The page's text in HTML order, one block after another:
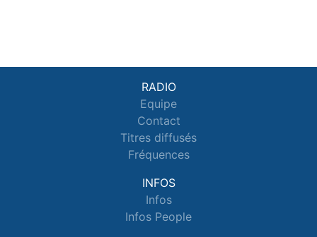
RADIO
Equipe
Contact
Titres diffusés
Fréquences
INFOS
Infos
Infos People